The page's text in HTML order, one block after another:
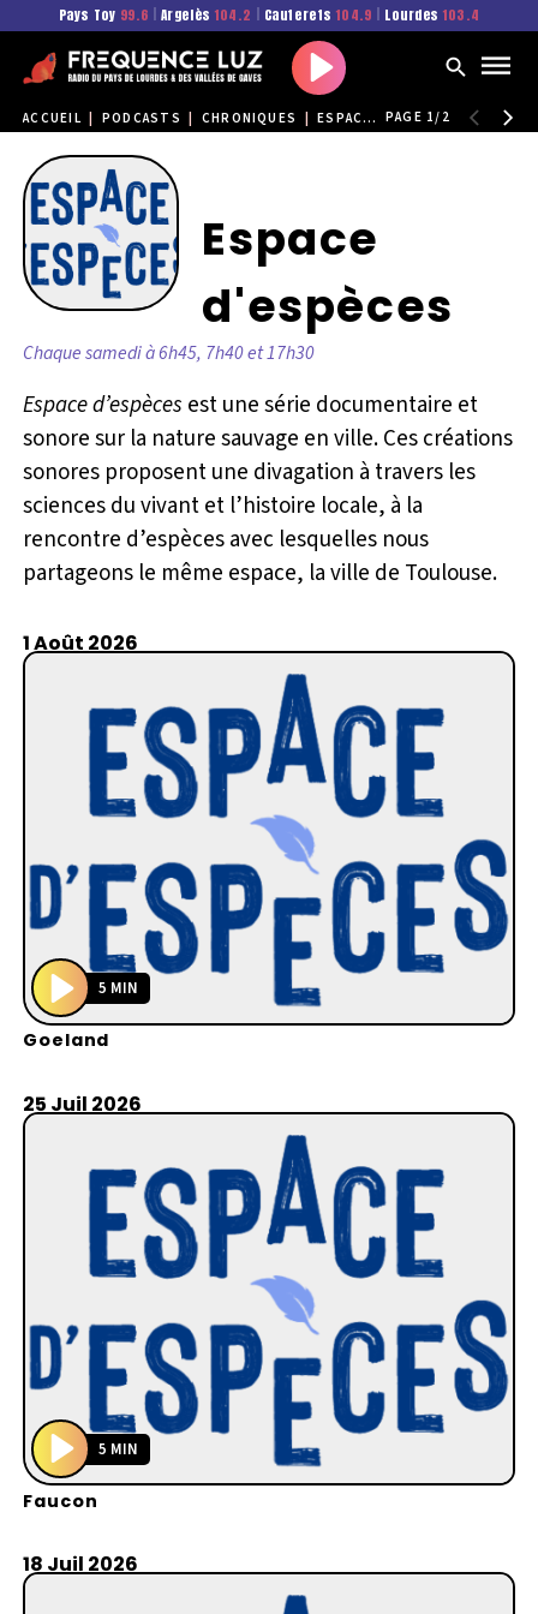
Pays Toy 99.6 Argelès 104.2 Cauterets 104.9 Lourdes 103.4
Play
ACCUEIL PODCASTS CHRONIQUES ESPACE D'ESPÈCES PAGE 1/2
Espace
d'espèces
Chaque samedi à 6h45, 7h40 et 17h30
Espace d’espèces est une série documentaire et
sonore sur la nature sauvage en ville. Ces créations
sonores proposent une divagation à travers les
sciences du vivant et l’histoire locale, à la
rencontre d’espèces avec lesquelles nous
partageons le même espace, la ville de Toulouse.
1 Août 2026
P
l
y
5 MIN
Goeland
25 Juil 2026
P
l
y
5 MIN
Faucon
18 Juil 2026